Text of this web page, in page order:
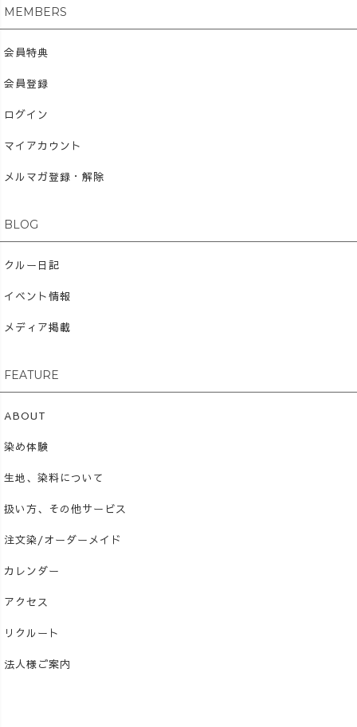
MEMBERS
会員特典
会員登録
ログイン
マイアカウント
メルマガ登録・解除
BLOG
クルー日記
イベント情報
メディア掲載
FEATURE
ABOUT
染め体験
生地、染料について
扱い方、その他サービス
注文染/オーダーメイド
カレンダー
アクセス
リクルート
法人様ご案内